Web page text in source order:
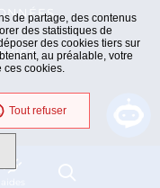
de partage, des contenus
des statistiques de
des cookies tiers sur
au préalable, votre
ces cookies.
Tout refuser
aides
cours